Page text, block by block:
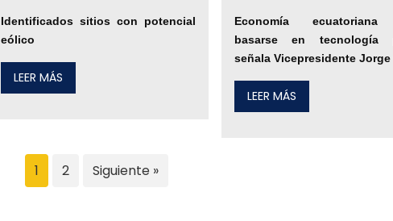
Identificados sitios con potencial
eólico
LEER MÁS
Economía ecuatoriana
basarse en tecnología
señala Vicepresidente Jorge
LEER MÁS
1 2 Siguiente »